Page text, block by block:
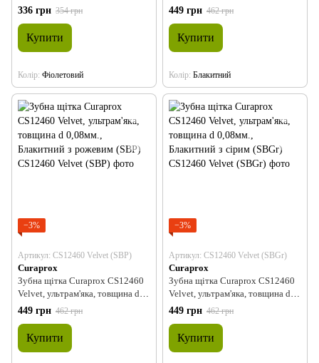
Фіолетовий з рожевим (ViP)
336 грн 354 грн
Купити
Колір Фіолетовий
0,08мм., Блакитний з пурпурним
(SBPp)
449 грн 462 грн
Купити
Колір Блакитний
−3%
Артикул: CS12460 Velvet (SBP)
Curaprox
Зубна щітка Curaprox CS12460
Velvet, ультрам'яка, товщина d
0,08мм., Блакитний з рожевим
449 грн 462 грн
Купити
−3%
Артикул: CS12460 Velvet (SBGr)
Curaprox
Зубна щітка Curaprox CS12460
Velvet, ультрам'яка, товщина d
0,08мм., Блакитний з сірим
(SBGr)
449 грн 462 грн
Купити